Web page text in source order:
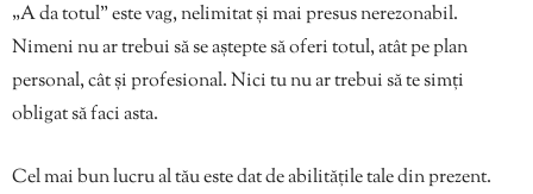
„A da totul” este vag, nelimitat și mai presus nerezonabil.
Nimeni nu ar trebui să se aștepte să oferi totul, atât pe plan
personal, cât și profesional. Nici tu nu ar trebui să te simți
obligat să faci asta.
Cel mai bun lucru al tău este dat de abilitățile tale din prezent.